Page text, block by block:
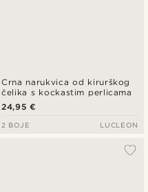
Crna narukvica od kirurškog
čelika s kockastim perlicama
24,95 €
2 BOJE LUCLEON